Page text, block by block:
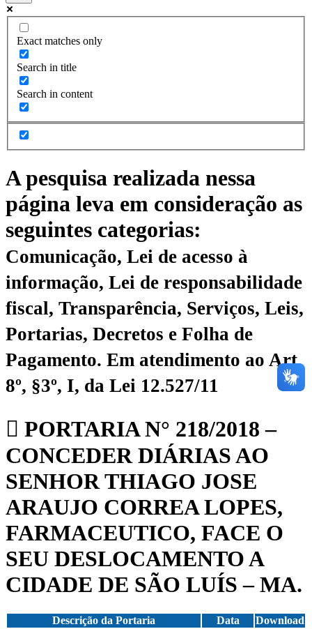
Exact matches only
Search in title
Search in content
A pesquisa realizada nessa
página leva em consideração as
seguintes categorias:
Comunicação, Lei de acesso à
informação, Lei de responsabilidade
fiscal, Transparência, Serviços, Leis,
Portarias, Decretos e Folha de
Pagamento. Em atendimento ao Art.
8º, §3º, I, da Lei 12.527/11
PORTARIA N° 218/2018 –
CONCEDER DIÁRIAS AO
SENHOR THIAGO JOSE
ARAUJO CORREA LOPES,
FARMACEUTICO, FACE O
SEU DESLOCAMENTO A
CIDADE DE SÃO LUÍS – MA.
Descrição da Portaria Data
Download